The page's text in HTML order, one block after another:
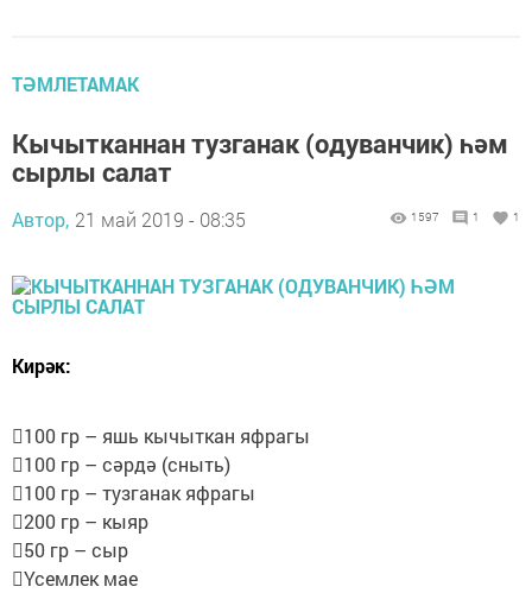
ТӘМЛЕТАМАК
Кычытканнан тузганак (одуванчик) һәм
сырлы салат
Автор, 21 май 2019 - 08:35 1597 1 1
Кирәк:
100 гр – яшь кычыткан яфрагы
100 гр – сәрдә (сныть)
100 гр – тузганак яфрагы
200 гр – кыяр
50 гр – сыр
Үсемлек мае